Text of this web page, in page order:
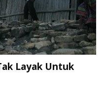
Layak Untuk